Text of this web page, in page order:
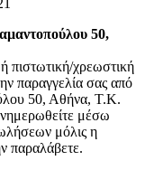
50,
πιστωτική/χρεωστική
παραγγελία σας από
50, Αθήνα, Τ.Κ.
μέσω
μόλις η
παραλάβετε.